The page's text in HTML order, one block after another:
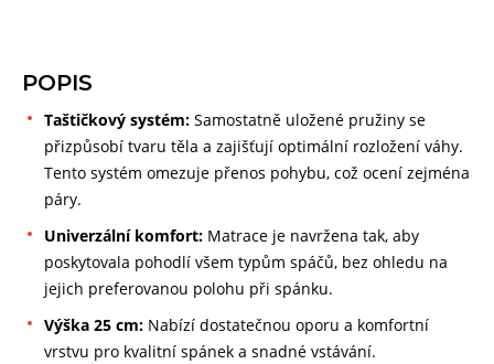
POPIS
Taštičkový systém: Samostatně uložené pružiny se
přizpůsobí tvaru těla a zajišťují optimální rozložení váhy.
Tento systém omezuje přenos pohybu, což ocení zejména
páry.
Univerzální komfort: Matrace je navržena tak, aby
poskytovala pohodlí všem typům spáčů, bez ohledu na
jejich preferovanou polohu při spánku.
Výška 25 cm: Nabízí dostatečnou oporu a komfortní
vrstvu pro kvalitní spánek a snadné vstávání.